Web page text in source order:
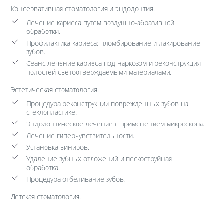
Консервативная стоматология и эндодонтия.
Лечение кариеса путем воздушно-абразивной
обработки.
Профилактика кариеса: пломбирование и лакирование
зубов.
Сеанс лечение кариеса под наркозом и реконструкция
полостей светоотверждаемыми материалами.
Эстетическая стоматология.
Процедура реконструкции поврежденных зубов на
стеклопластике.
Эндодонтическое лечение с применением микроскопа.
Лечение гиперчувствительности.
Установка виниров.
Удаление зубных отложений и пескоструйная
обработка.
Процедура отбеливание зубов.
Детская стоматология.